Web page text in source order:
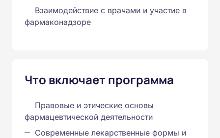
Взаимодействие с врачами и участие в
фармаконадзоре
Что включает программа
Правовые и этические основы
фармацевтической деятельности
Современные лекарственные формы и